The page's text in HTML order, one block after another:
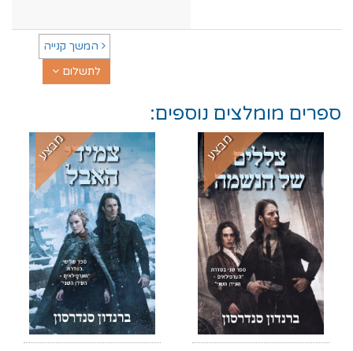
המשך קנייה
לתשלום
ספרים מומלצים נוספים:
מבצע מבצע